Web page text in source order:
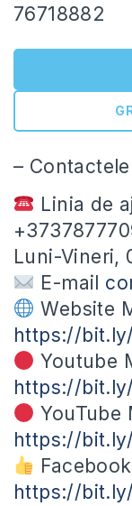
76718882
–
Linia de
Luni-Vineri,
E-mail
Website
https://
Youtube
https://bit.ly/
YouTube
https://bit.ly/
https://